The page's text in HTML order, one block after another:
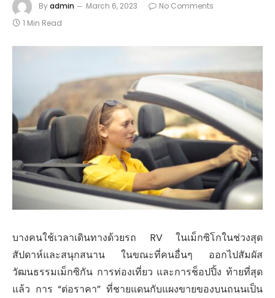
Byadmin March 6, 2023
No Comments
1 Min Read
บางคนใช้เวลาเดินทางด้วยรถ RV ในเม็กซิโกในช่วงสุด
สัปดาห์และสนุกสนาน ในขณะที่คนอื่นๆ ออกไปสัมผัส
วัฒนธรรมเม็กซิกัน การท่องเที่ยว และการช็อปปิ้ง ท้ายที่สุด
แล้ว การ “ต่อราคา” ที่ชายแดนกับแผงขายของบนถนนเป็น